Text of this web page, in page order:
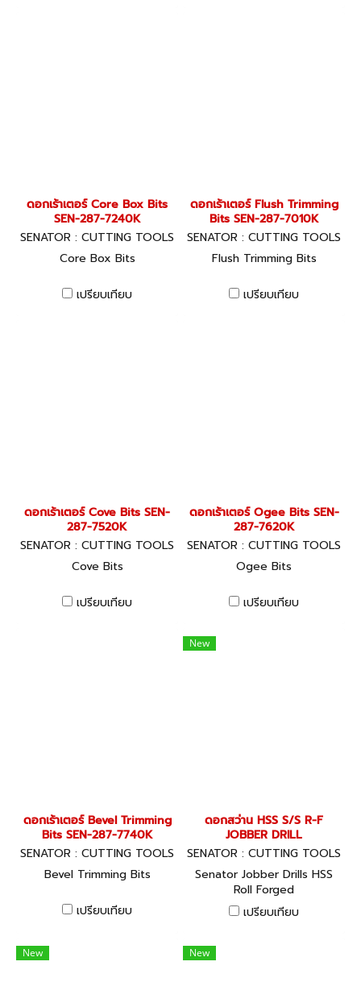
ดอกเร้าเตอร์ Core Box Bits
SEN-287-7240K
SENATOR : CUTTING TOOLS
Core Box Bits
เปรียบเทียบ
ดอกเร้าเตอร์ Flush Trimming
Bits SEN-287-7010K
SENATOR : CUTTING TOOLS
Flush Trimming Bits
เปรียบเทียบ
ดอกเร้าเตอร์ Cove Bits SEN-
287-7520K
SENATOR : CUTTING TOOLS
Cove Bits
เปรียบเทียบ
ดอกเร้าเตอร์ Ogee Bits SEN-
287-7620K
SENATOR : CUTTING TOOLS
Ogee Bits
เปรียบเทียบ
ดอกเร้าเตอร์ Bevel Trimming
Bits SEN-287-7740K
SENATOR : CUTTING TOOLS
Bevel Trimming Bits
เปรียบเทียบ
New
ดอกสว่าน HSS S/S R-F
JOBBER DRILL
SENATOR : CUTTING TOOLS
Senator Jobber Drills HSS
Roll Forged
เปรียบเทียบ
New New